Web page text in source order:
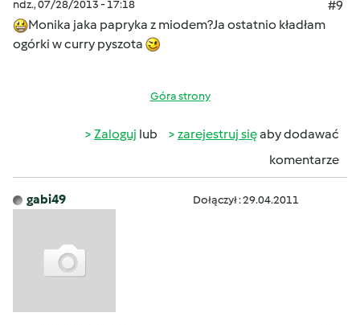
ndz., 07/28/2013 - 17:18
#9
Monika jaka papryka z miodem?Ja ostatnio kładłam
ogórki w curry pyszota
Góra strony
Zaloguj lub zarejestruj sięaby dodawać
komentarze
gabi49 Dołączył : 29.04.2011